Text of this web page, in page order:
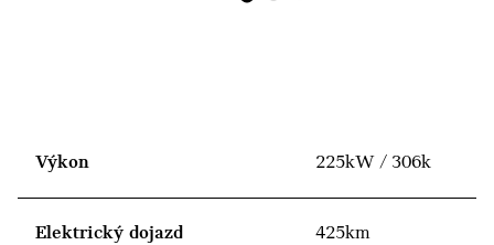
Výkon 225kW / 306k
Elektrický dojazd 425km